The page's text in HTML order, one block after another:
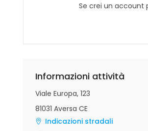
Se crei un account
Informazioni attività
Viale Europa, 123
81031 Aversa CE
Indicazioni stradali